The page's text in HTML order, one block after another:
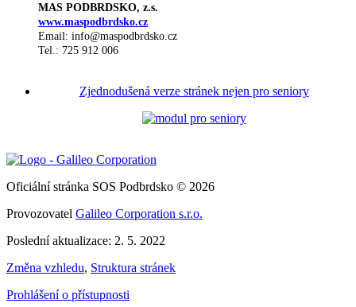
MAS PODBRDSKO, z.s.
www.maspodbrdsko.cz
Email: info@maspodbrdsko.cz
Tel.: 725 912 006
Zjednodušená verze stránek nejen pro seniory
Oficiální stránka SOS Podbrdsko © 2026
Provozovatel Galileo Corporation s.r.o.
Poslední aktualizace: 2. 5. 2022
Změna vzhledu, Struktura stránek
Prohlášení o přístupnosti